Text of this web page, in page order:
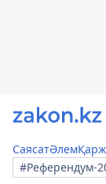
СаясатӘлем
#Референдум-